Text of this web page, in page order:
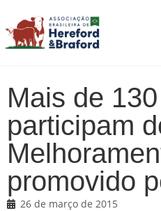
Mais de
participam
promovido
26 de março de 2015